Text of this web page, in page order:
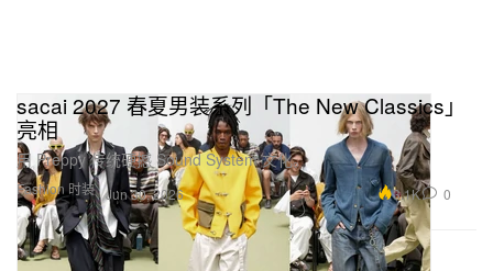
Fashion 时装
sacai 2027 春夏男装系列「The New Classics」
亮相
用 Preppy 传统硬撼 Sound System 文化。
Jun 30, 2026 3.1K 0